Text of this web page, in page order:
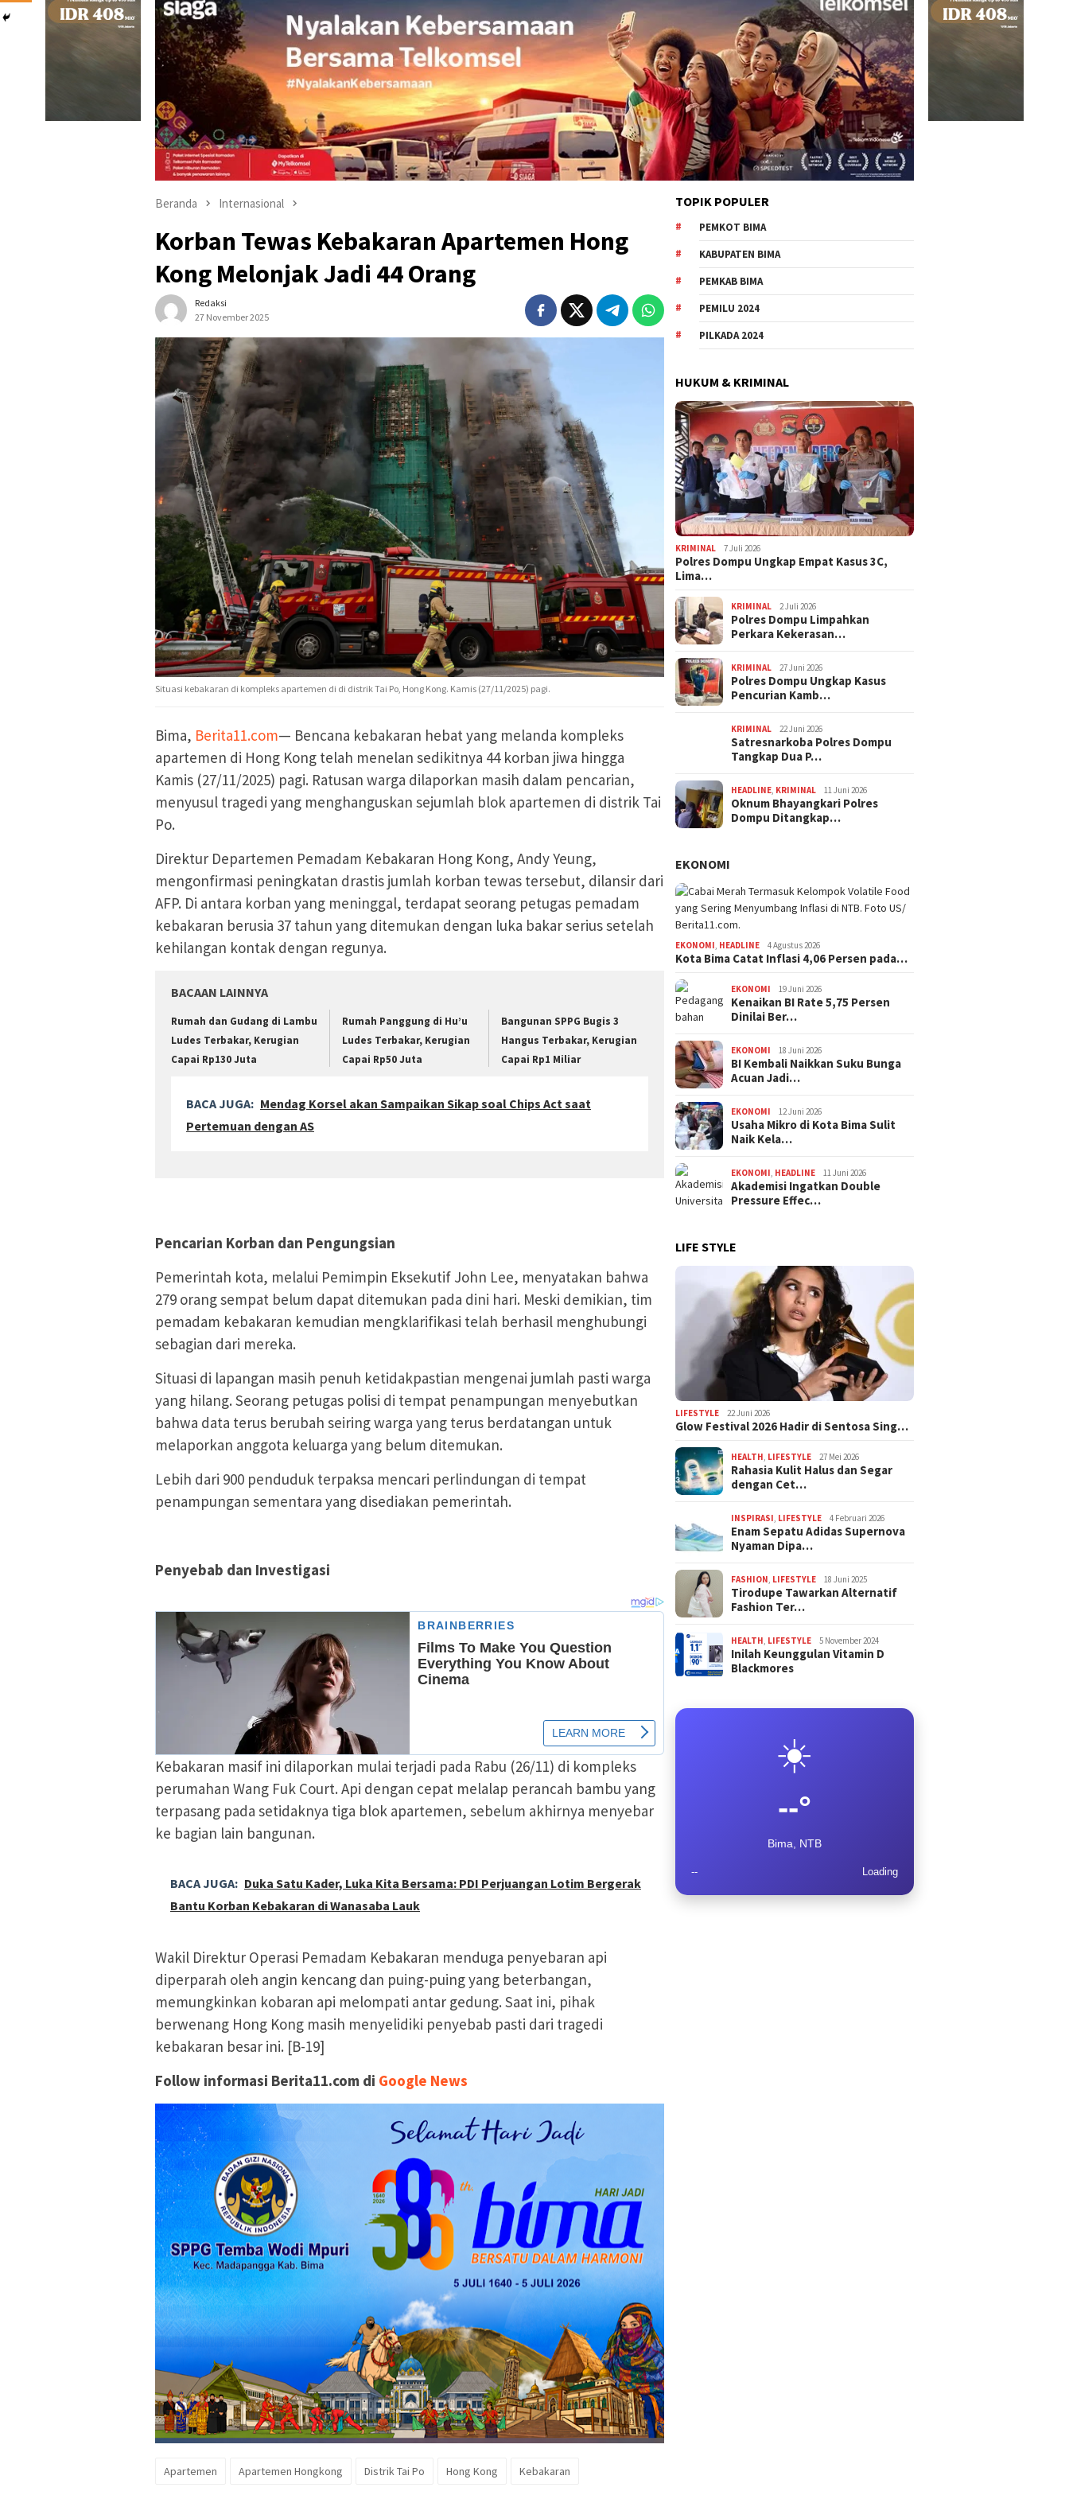
Beranda Internasional
Korban Tewas Kebakaran Apartemen Hong
Kong Melonjak Jadi 44 Orang
Redaksi
27 November 2025
Situasi kebakaran di kompleks apartemen di di distrik Tai Po, Hong Kong. Kamis (27/11/2025) pagi.
Bima, Berita11.com— Bencana kebakaran hebat yang melanda kompleks
apartemen di Hong Kong telah menelan sedikitnya 44 korban jiwa hingga
Kamis (27/11/2025) pagi. Ratusan warga dilaporkan masih dalam pencarian,
menyusul tragedi yang menghanguskan sejumlah blok apartemen di distrik Tai
Po.
Direktur Departemen Pemadam Kebakaran Hong Kong, Andy Yeung,
mengonfirmasi peningkatan drastis jumlah korban tewas tersebut, dilansir dari
AFP. Di antara korban yang meninggal, terdapat seorang petugas pemadam
kebakaran berusia 37 tahun yang ditemukan dengan luka bakar serius setelah
kehilangan kontak dengan regunya.
BACAAN LAINNYA
Rumah dan Gudang di Lambu
Ludes Terbakar, Kerugian
Capai Rp130 Juta
Rumah Panggung di Hu’u
Ludes Terbakar, Kerugian
Capai Rp50 Juta
Bangunan SPPG Bugis 3
Hangus Terbakar, Kerugian
Capai Rp1 Miliar
BACA JUGA: Mendag Korsel akan Sampaikan Sikap soal Chips Act saat
Pertemuan dengan AS
Pencarian Korban dan Pengungsian
Pemerintah kota, melalui Pemimpin Eksekutif John Lee, menyatakan bahwa
279 orang sempat belum dapat ditemukan pada dini hari. Meski demikian, tim
pemadam kebakaran kemudian mengklarifikasi telah berhasil menghubungi
sebagian dari mereka.
Situasi di lapangan masih penuh ketidakpastian mengenai jumlah pasti warga
yang hilang. Seorang petugas polisi di tempat penampungan menyebutkan
bahwa data terus berubah seiring warga yang terus berdatangan untuk
melaporkan anggota keluarga yang belum ditemukan.
Lebih dari 900 penduduk terpaksa mencari perlindungan di tempat
penampungan sementara yang disediakan pemerintah.
Penyebab dan Investigasi
Kebakaran masif ini dilaporkan mulai terjadi pada Rabu (26/11) di kompleks
perumahan Wang Fuk Court. Api dengan cepat melalap perancah bambu yang
terpasang pada setidaknya tiga blok apartemen, sebelum akhirnya menyebar
ke bagian lain bangunan.
BACA JUGA: Duka Satu Kader, Luka Kita Bersama: PDI Perjuangan Lotim Bergerak
Bantu Korban Kebakaran di Wanasaba Lauk
Wakil Direktur Operasi Pemadam Kebakaran menduga penyebaran api
diperparah oleh angin kencang dan puing-puing yang beterbangan,
memungkinkan kobaran api melompati antar gedung. Saat ini, pihak
berwenang Hong Kong masih menyelidiki penyebab pasti dari tragedi
kebakaran besar ini. [B-19]
Follow informasi Berita11.com di Google News
Apartemen Apartemen Hongkong Distrik Tai Po Hong Kong Kebakaran
TOPIK POPULER
PEMKOT BIMA
KABUPATEN BIMA
PEMKAB BIMA
PEMILU 2024
PILKADA 2024
HUKUM & KRIMINAL
KRIMINAL 7 Juli 2026
Polres Dompu Ungkap Empat Kasus 3C,
Lima…
KRIMINAL 2 Juli 2026
Polres Dompu Limpahkan
Perkara Kekerasan…
KRIMINAL 27 Juni 2026
Polres Dompu Ungkap Kasus
Pencurian Kamb…
KRIMINAL 22 Juni 2026
Satresnarkoba Polres Dompu
Tangkap Dua P…
HEADLINE, KRIMINAL 11 Juni 2026
Oknum Bhayangkari Polres
Dompu Ditangkap…
EKONOMI
EKONOMI, HEADLINE 4 Agustus 2026
Kota Bima Catat Inflasi 4,06 Persen pada…
EKONOMI 19 Juni 2026
Kenaikan BI Rate 5,75 Persen
Dinilai Ber…
EKONOMI 18 Juni 2026
BI Kembali Naikkan Suku Bunga
Acuan Jadi…
EKONOMI 12 Juni 2026
Usaha Mikro di Kota Bima Sulit
Naik Kela…
EKONOMI, HEADLINE 11 Juni 2026
Akademisi Ingatkan Double
Pressure Effec…
LIFE STYLE
LIFESTYLE 22 Juni 2026
Glow Festival 2026 Hadir di Sentosa Sing…
HEALTH, LIFESTYLE 27 Mei 2026
Rahasia Kulit Halus dan Segar
dengan Cet…
INSPIRASI, LIFESTYLE 4 Februari 2026
Enam Sepatu Adidas Supernova
Nyaman Dipa…
FASHION, LIFESTYLE 18 Juni 2025
Tirodupe Tawarkan Alternatif
Fashion Ter…
HEALTH, LIFESTYLE 5 November 2024
Inilah Keunggulan Vitamin D
Blackmores
☀️
--°
Bima, NTB
-- Loading